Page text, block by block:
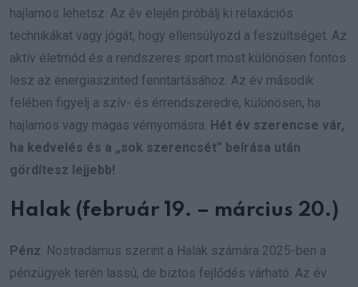
hajlamos lehetsz. Az év elején próbálj ki relaxációs
technikákat vagy jógát, hogy ellensúlyozd a feszültséget. Az
aktív életmód és a rendszeres sport most különösen fontos
lesz az energiaszinted fenntartásához. Az év második
felében figyelj a szív- és érrendszeredre, különösen, ha
hajlamos vagy magas vérnyomásra. Hét év szerencse vár,
ha kedvelés és a „sok szerencsét” beírása után
gördítesz lejjebb!
Halak (február 19. – március 20.)
Pénz: Nostradamus szerint a Halak számára 2025-ben a
pénzügyek terén lassú, de biztos fejlődés várható. Az év